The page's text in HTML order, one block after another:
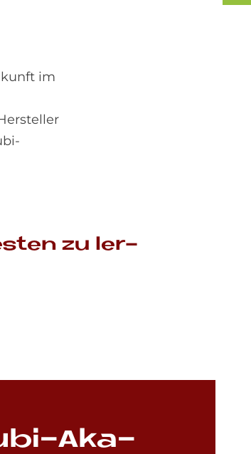
im
zu ler­
Aka­